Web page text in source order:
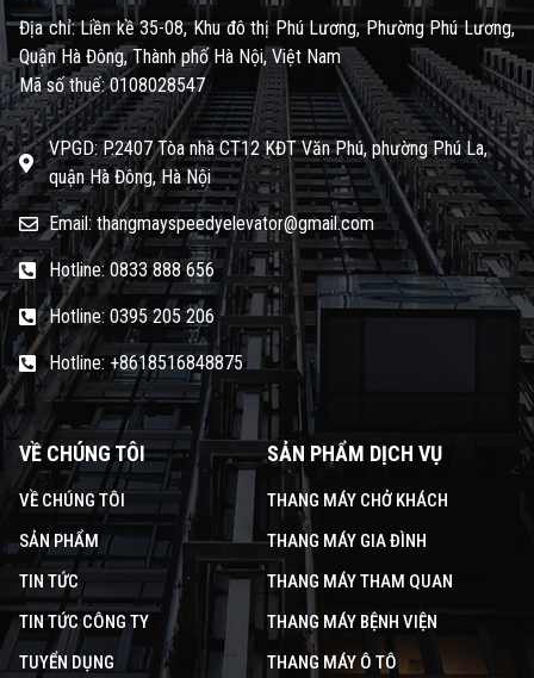
Địa chỉ: Liền kề 35-08, Khu đô thị Phú Lương, Phường Phú Lương,
Quận Hà Đông, Thành phố Hà Nội, Việt Nam
Mã số thuế: 0108028547
VPGD: P.2407 Tòa nhà CT12 KĐT Văn Phú, phường Phú La,
quận Hà Đông, Hà Nội
Email: thangmayspeedyelevator@gmail.com
Hotline: 0833 888 656
Hotline: 0395 205 206
Hotline: +8618516848875
VỀ CHÚNG TÔI
VỀ CHÚNG TÔI
SẢN PHẨM
TIN TỨC
TIN TỨC CÔNG TY
TUYỂN DỤNG
SẢN PHẨM DỊCH VỤ
THANG MÁY CHỞ KHÁCH
THANG MÁY GIA ĐÌNH
THANG MÁY THAM QUAN
THANG MÁY BỆNH VIỆN
THANG MÁY Ô TÔ